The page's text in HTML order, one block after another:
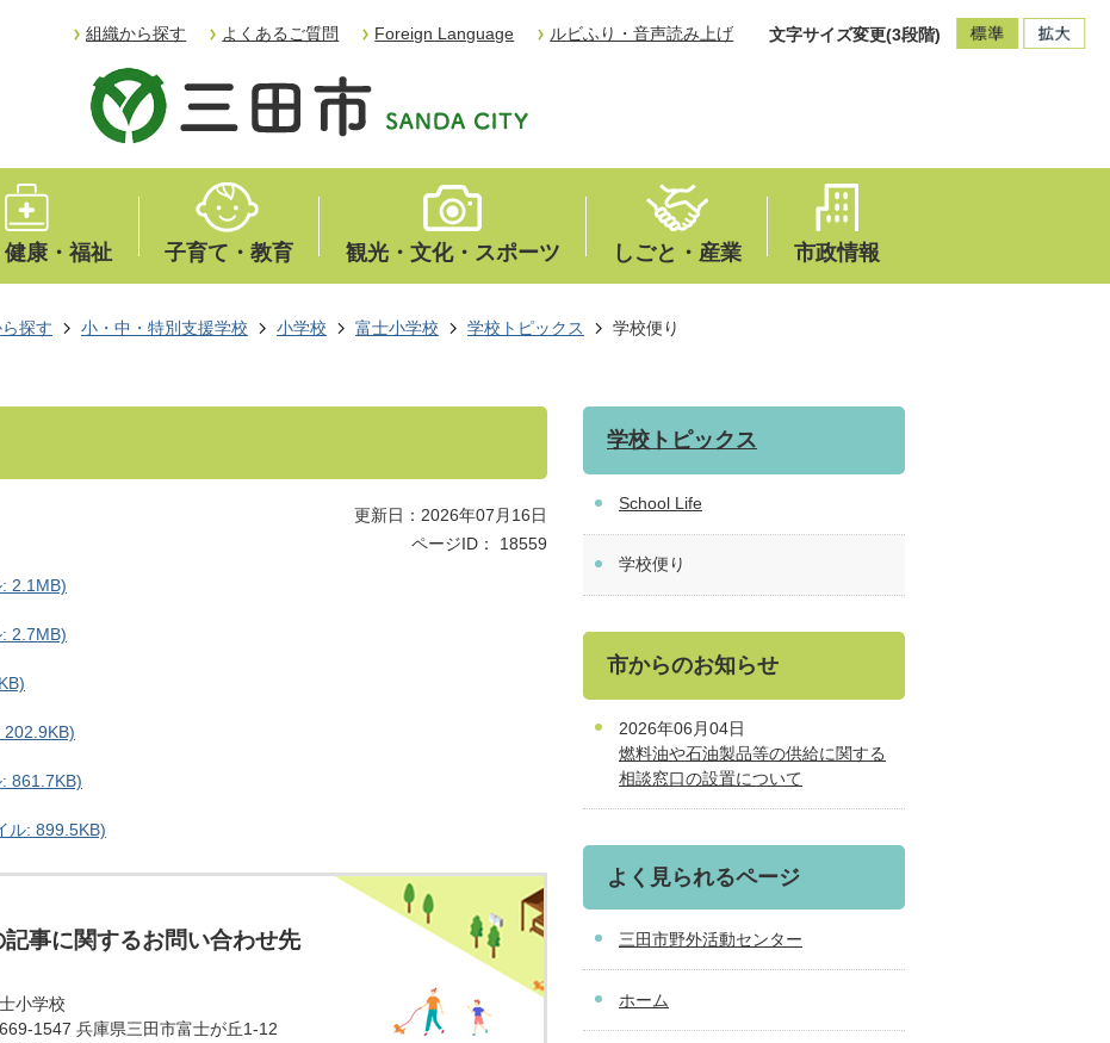
組織から探す よくあるご質問 Foreign Language ルビふり・音声読み上げ 文字サイズ変更(3段階)
健康・福祉 子育て・教育 観光・文化・スポーツ しごと・産業 市政情報
探す 小・中・特別支援学校 小学校 富士小学校 学校トピックス 学校便り
更新日：2026年07月16日
ページID：
18559
2.1MB)
2.7MB)
861.7KB)
ル: 899.5KB)
記事に関するお問い合わせ先
小学校
1547 兵庫県三田市富士が丘1-12
学校トピックス
School Life
学校便り
市からのお知らせ
2026年06月04日
燃料油や石油製品等の供給に関する
相談窓口の設置について
よく見られるページ
三田市野外活動センター
ホーム